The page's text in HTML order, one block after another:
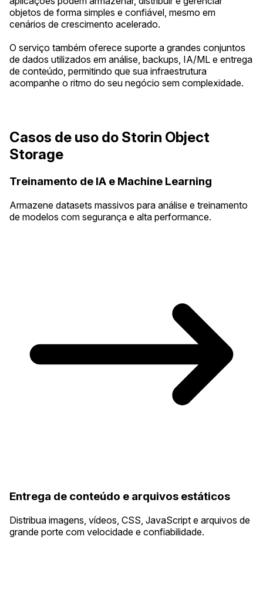
objetos de forma simples e confiável, mesmo em
cenários de crescimento acelerado.
O serviço também oferece suporte a grandes conjuntos
de dados utilizados em análise, backups, IA/ML e entrega
de conteúdo, permitindo que sua infraestrutura
acompanhe o ritmo do seu negócio sem complexidade.
Casos de uso do Storin Object
Storage
Treinamento de IA e Machine Learning
Armazene datasets massivos para análise e treinamento
de modelos com segurança e alta performance.
Entrega de conteúdo e arquivos estáticos
Distribua imagens, vídeos, CSS, JavaScript e arquivos de
grande porte com velocidade e confiabilidade.